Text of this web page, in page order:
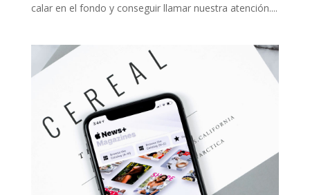
calar en el fondo y conseguir llamar nuestra atención....